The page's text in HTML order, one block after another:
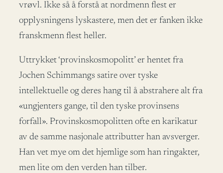
vrøvl. Ikke så å forstå at nordmenn flest er
opplysningens lyskastere, men det er fanken ikke
franskmenn flest heller.
Uttrykket ‘provinskosmopolitt’ er hentet fra
Jochen Schimmangs satire over tyske
intellektuelle og deres hang til å abstrahere alt fra
«ungjenters gange, til den tyske provinsens
forfall». Provinskosmopolitten ofte en karikatur
av de samme nasjonale attributter han avsverger.
Han vet mye om det hjemlige som han ringakter,
men lite om den verden han tilber.